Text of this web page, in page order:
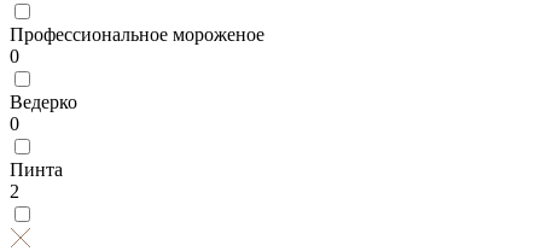
Профессиональное мороженое
0
Ведерко
0
Пинта
2